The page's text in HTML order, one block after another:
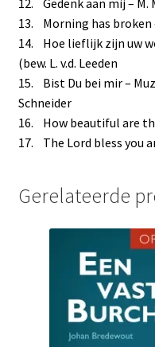
13. Morning has broken
14. Hoe lieflijk zijn uw
(bew. L. v.d. Leeden
15. Bist Du bei mir –
Schneider
16. How beautiful are
17. The Lord bless you
Gerelateerde